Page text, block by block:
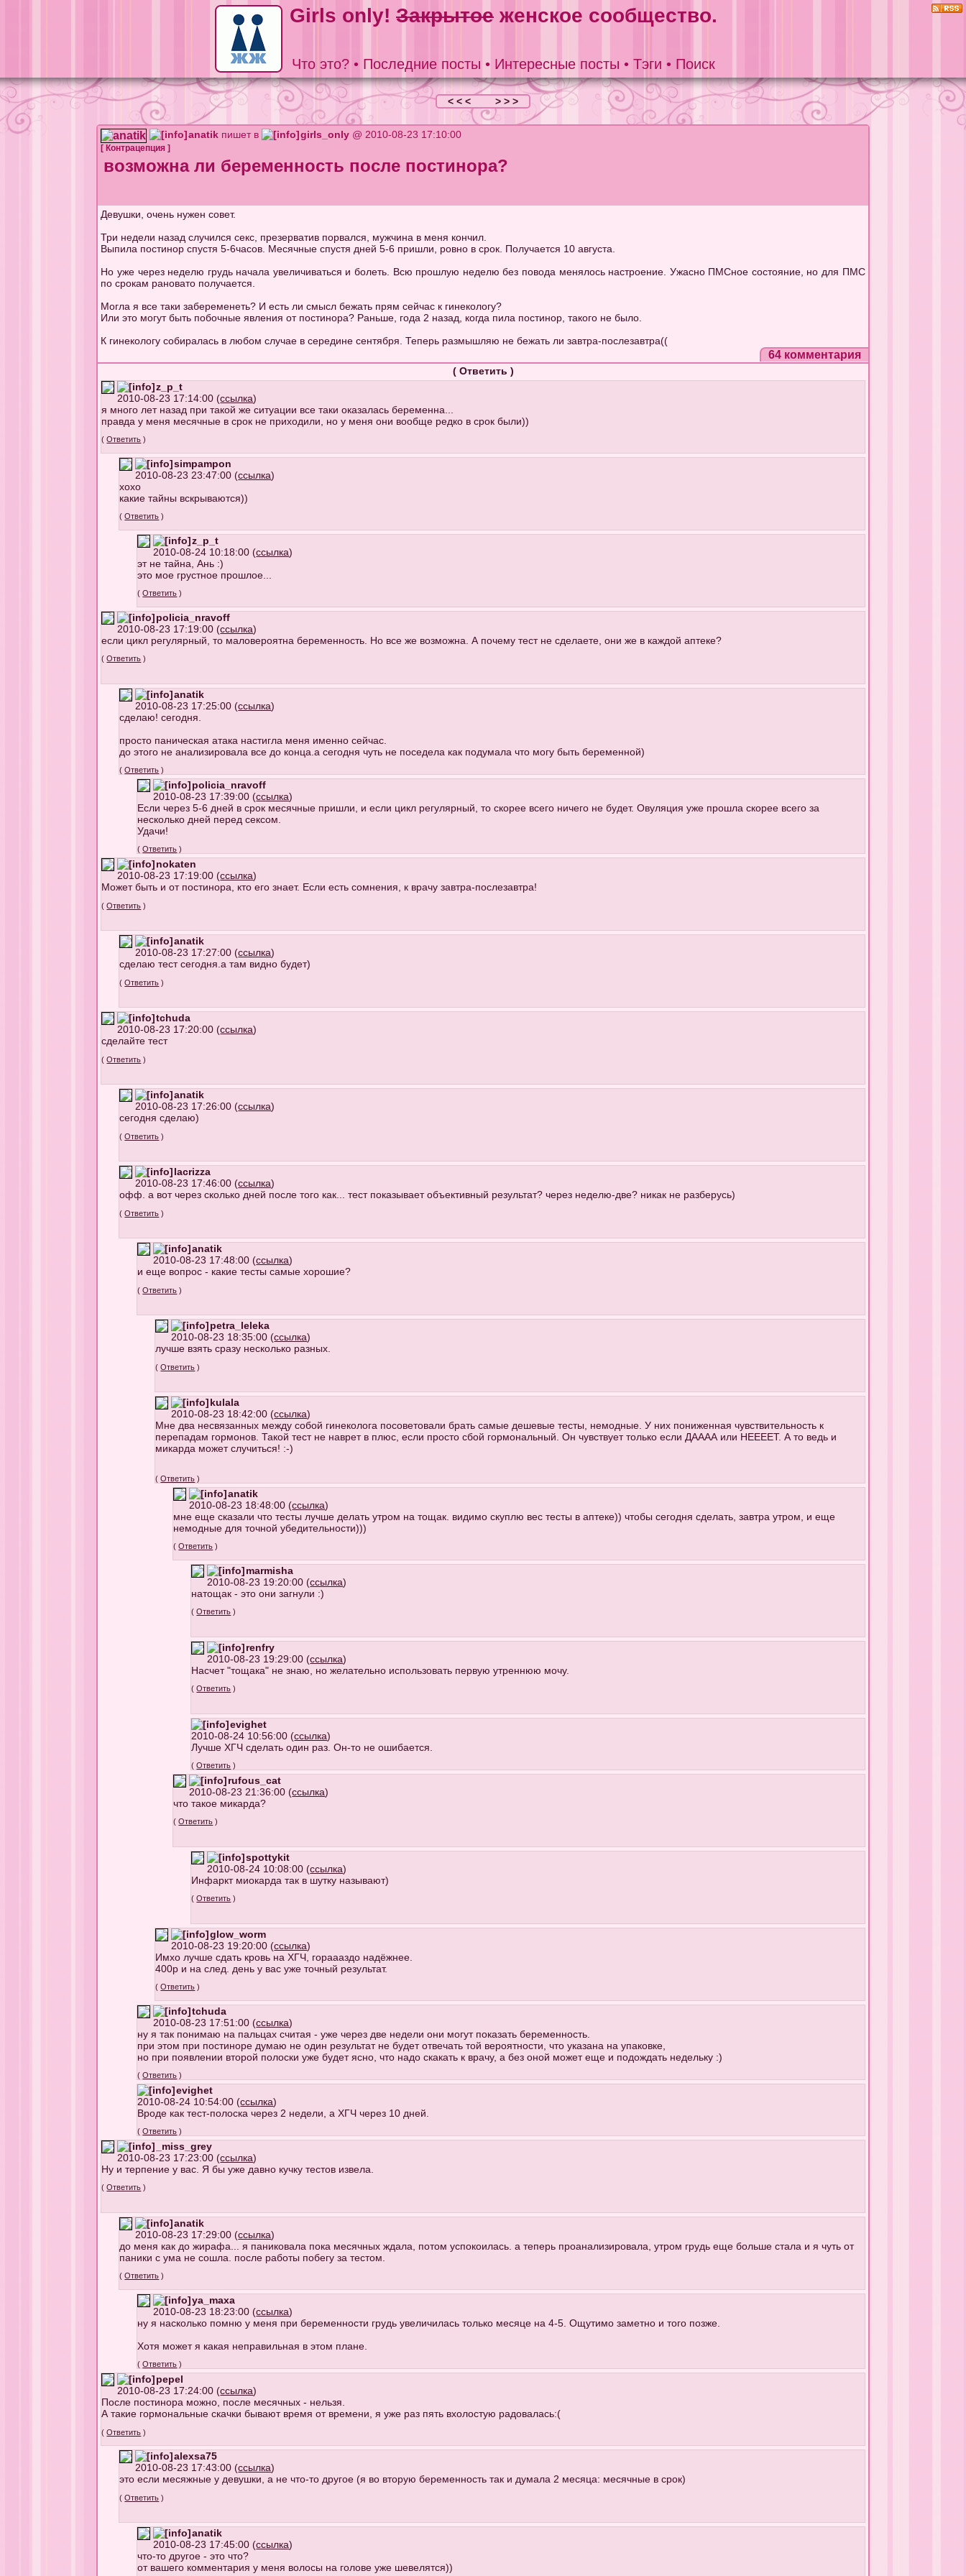
Girls only! Закрытое женское сообщество.
Что это? • Последние посты • Интересные посты • Тэги • Поиск
< < < > > >
anatik пишет в girls_only @ 2010-08-23 17:10:00
[ Контрацепция ]
возможна ли беременность после постинора?
Девушки, очень нужен совет.
Три недели назад случился секс, презерватив порвался, мужчина в меня кончил.
Выпила постинор спустя 5-6часов. Месячные спустя дней 5-6 пришли, ровно в срок. Получается 10 августа.
Но уже через неделю грудь начала увеличиваться и болеть. Всю прошлую неделю без повода менялось настроение. Ужасно ПМСное состояние, но для ПМС
по срокам рановато получается.
Могла я все таки забеременеть? И есть ли смысл бежать прям сейчас к гинекологу?
Или это могут быть побочные явления от постинора? Раньше, года 2 назад, когда пила постинор, такого не было.
К гинекологу собиралась в любом случае в середине сентября. Теперь размышляю не бежать ли завтра-послезавтра((
64 комментария
( Ответить )
z_p_t
2010-08-23 17:14:00 (ссылка)
я много лет назад при такой же ситуации все таки оказалась беременна...
правда у меня месячные в срок не приходили, но у меня они вообще редко в срок были))
(Ответить )
simpampon
2010-08-23 23:47:00 (ссылка)
хохо
какие тайны вскрываются))
(Ответить )
z_p_t
2010-08-24 10:18:00 (ссылка)
эт не тайна, Ань :)
это мое грустное прошлое...
(Ответить )
policia_nravoff
2010-08-23 17:19:00 (ссылка)
если цикл регулярный, то маловероятна беременность. Но все же возможна. А почему тест не сделаете, они же в каждой аптеке?
(Ответить )
anatik
2010-08-23 17:25:00 (ссылка)
сделаю! сегодня.
просто паническая атака настигла меня именно сейчас.
до этого не анализировала все до конца.а сегодня чуть не поседела как подумала что могу быть беременной)
(Ответить )
policia_nravoff
2010-08-23 17:39:00 (ссылка)
Если через 5-6 дней в срок месячные пришли, и если цикл регулярный, то скорее всего ничего не будет. Овуляция уже прошла скорее всего за
несколько дней перед сексом.
Удачи!
(Ответить )
nokaten
2010-08-23 17:19:00 (ссылка)
Может быть и от постинора, кто его знает. Если есть сомнения, к врачу завтра-послезавтра!
(Ответить )
anatik
2010-08-23 17:27:00 (ссылка)
сделаю тест сегодня.а там видно будет)
(Ответить )
tchuda
2010-08-23 17:20:00 (ссылка)
сделайте тест
(Ответить )
anatik
2010-08-23 17:26:00 (ссылка)
сегодня сделаю)
(Ответить )
lacrizza
2010-08-23 17:46:00 (ссылка)
офф. а вот через сколько дней после того как... тест показывает объективный результат? через неделю-две? никак не разберусь)
(Ответить )
anatik
2010-08-23 17:48:00 (ссылка)
и еще вопрос - какие тесты самые хорошие?
(Ответить )
petra_leleka
2010-08-23 18:35:00 (ссылка)
лучше взять сразу несколько разных.
(Ответить )
kulala
2010-08-23 18:42:00 (ссылка)
Мне два несвязанных между собой гинеколога посоветовали брать самые дешевые тесты, немодные. У них пониженная чувствительность к
перепадам гормонов. Такой тест не наврет в плюс, если просто сбой гормональный. Он чувствует только если ДАААА или НЕЕЕЕТ. А то ведь и
микарда может случиться! :-)
(Ответить )
anatik
2010-08-23 18:48:00 (ссылка)
мне еще сказали что тесты лучше делать утром на тощак. видимо скуплю вес тесты в аптеке)) чтобы сегодня сделать, завтра утром, и еще
немодные для точной убедительности)))
(Ответить )
marmisha
2010-08-23 19:20:00 (ссылка)
натощак - это они загнули :)
(Ответить )
renfry
2010-08-23 19:29:00 (ссылка)
Насчет "тощака" не знаю, но желательно использовать первую утреннюю мочу.
(Ответить )
evighet
2010-08-24 10:56:00 (ссылка)
Лучше ХГЧ сделать один раз. Он-то не ошибается.
(Ответить )
rufous_cat
2010-08-23 21:36:00 (ссылка)
что такое микарда?
(Ответить )
spottykit
2010-08-24 10:08:00 (ссылка)
Инфаркт миокарда так в шутку называют)
(Ответить )
glow_worm
2010-08-23 19:20:00 (ссылка)
Имхо лучше сдать кровь на ХГЧ, гораааздо надёжнее.
400р и на след. день у вас уже точный результат.
(Ответить )
tchuda
2010-08-23 17:51:00 (ссылка)
ну я так понимаю на пальцах считая - уже через две недели они могут показать беременность.
при этом при постиноре думаю не один результат не будет отвечать той вероятности, что указана на упаковке,
но при появлении второй полоски уже будет ясно, что надо скакать к врачу, а без оной может еще и подождать недельку :)
(Ответить )
evighet
2010-08-24 10:54:00 (ссылка)
Вроде как тест-полоска через 2 недели, а ХГЧ через 10 дней.
(Ответить )
_miss_grey
2010-08-23 17:23:00 (ссылка)
Ну и терпение у вас. Я бы уже давно кучку тестов извела.
(Ответить )
anatik
2010-08-23 17:29:00 (ссылка)
до меня как до жирафа... я паниковала пока месячных ждала, потом успокоилась. а теперь проанализировала, утром грудь еще больше стала и я чуть от
паники с ума не сошла. после работы побегу за тестом.
(Ответить )
ya_maxa
2010-08-23 18:23:00 (ссылка)
ну я насколько помню у меня при беременности грудь увеличилась только месяце на 4-5. Ощутимо заметно и того позже.
Хотя может я какая неправильная в этом плане.
(Ответить )
pepel
2010-08-23 17:24:00 (ссылка)
После постинора можно, после месячных - нельзя.
А такие гормональные скачки бывают время от времени, я уже раз пять вхолостую радовалась:(
(Ответить )
alexsa75
2010-08-23 17:43:00 (ссылка)
это если месяжные у девушки, а не что-то другое (я во вторую беременность так и думала 2 месяца: месячные в срок)
(Ответить )
anatik
2010-08-23 17:45:00 (ссылка)
что-то другое - это что?
от вашего комментария у меня волосы на голове уже шевелятся))